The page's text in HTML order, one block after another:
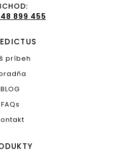
899 455
príbeh
BLOG
FAQs